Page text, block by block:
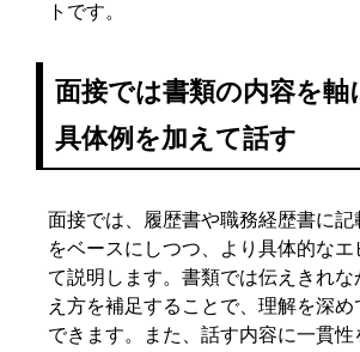
トです。
面接では書類の内容を軸
具体例を加えて話す
面接では、履歴書や職務経歴書に
をベースにしつつ、より具体的なエ
て説明します。書類では伝えきれ
え方を補足することで、理解を深
できます。また、話す内容に一貫性